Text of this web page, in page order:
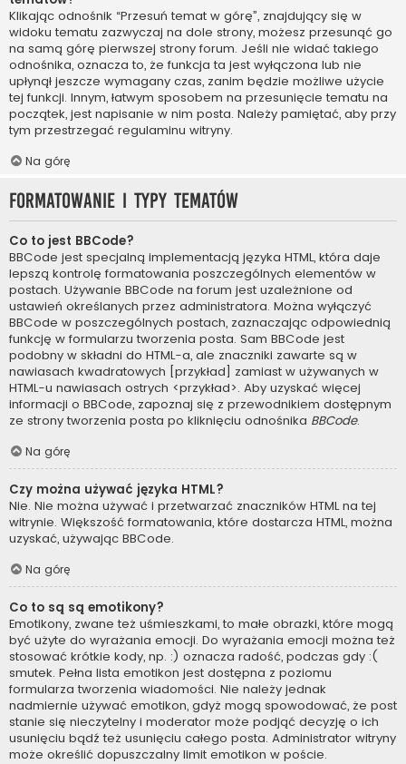
Klikając odnośnik “Przesuń temat w górę”, znajdujący się w
widoku tematu zazwyczaj na dole strony, możesz przesunąć go
na samą górę pierwszej strony forum. Jeśli nie widać takiego
odnośnika, oznacza to, że funkcja ta jest wyłączona lub nie
upłynął jeszcze wymagany czas, zanim będzie możliwe użycie
tej funkcji. Innym, łatwym sposobem na przesunięcie tematu na
początek, jest napisanie w nim posta. Należy pamiętać, aby przy
tym przestrzegać regulaminu witryny.
Na górę
Formatowanie i typy tematów
Co to jest BBCode?
BBCode jest specjalną implementacją języka HTML, która daje
lepszą kontrolę formatowania poszczególnych elementów w
postach. Używanie BBCode na forum jest uzależnione od
ustawień określanych przez administratora. Można wyłączyć
BBCode w poszczególnych postach, zaznaczając odpowiednią
funkcję w formularzu tworzenia posta. Sam BBCode jest
podobny w składni do HTML-a, ale znaczniki zawarte są w
nawiasach kwadratowych [przykład] zamiast w używanych w
HTML-u nawiasach ostrych <przykład>. Aby uzyskać więcej
informacji o BBCode, zapoznaj się z przewodnikiem dostępnym
ze strony tworzenia posta po kliknięciu odnośnika BBCode.
Na górę
Czy można używać języka HTML?
Nie. Nie można używać i przetwarzać znaczników HTML na tej
witrynie. Większość formatowania, które dostarcza HTML, można
uzyskać, używając BBCode.
Na górę
Co to są są emotikony?
Emotikony, zwane też uśmieszkami, to małe obrazki, które mogą
być użyte do wyrażania emocji. Do wyrażania emocji można też
stosować krótkie kody, np. :) oznacza radość, podczas gdy :(
smutek. Pełna lista emotikon jest dostępna z poziomu
formularza tworzenia wiadomości. Nie należy jednak
nadmiernie używać emotikon, gdyż mogą spowodować, że post
stanie się nieczytelny i moderator może podjąć decyzję o ich
usunięciu bądź też usunięciu całego posta. Administrator witryny
może określić dopuszczalny limit emotikon w poście.